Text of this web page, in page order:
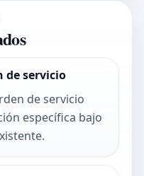
de servicio
de servicio
específica bajo